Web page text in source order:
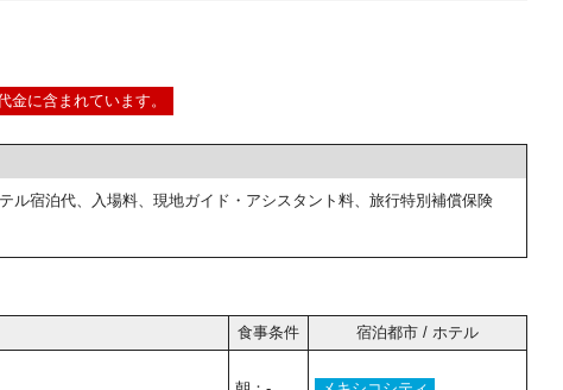
に含まれています。
ル宿泊代、入場料、現地ガイド・アシスタント料、旅行特別補償保険
食事条件
宿泊都市 / ホテル